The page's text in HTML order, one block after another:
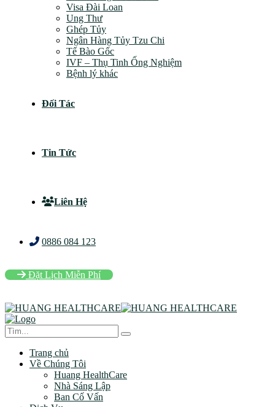
Visa Đài Loan
Ung Thư
Ghép Tủy
Ngân Hàng Tủy Tzu Chi
Tế Bào Gốc
IVF – Thụ Tinh Ống Nghiệm
Bệnh lý khác
Đối Tác
Tin Tức
Liên Hệ
0886 084 123
Đặt Lịch Miễn Phí
Trang chủ
Về Chúng Tôi
Huang HealthCare
Nhà Sáng Lập
Ban Cố Vấn